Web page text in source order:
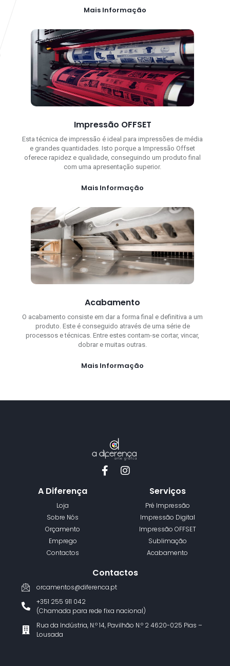
Mais Informação
Impressão OFFSET
Esta técnica de impressão é ideal para impressões de média
e grandes quantidades. Isto porque a Impressão Offset
oferece rapidez e qualidade, conseguindo um produto final
com uma apresentação superior.
Mais Informação
Acabamento
O acabamento consiste em dar a forma final e definitiva a um
produto. Este é conseguido através de uma série de
processos e técnicas. Entre estes contam-se cortar, vincar,
dobrar e muitas outras.
Mais Informação
A Diferença
Loja
Sobre Nós
Orçamento
Emprego
Contactos
Serviços
Pré Impressão
Impressão Digital
Impressão OFFSET
Sublimação
Acabamento
Contactos
orcamentos@diferenca.pt
+351 255 911 042
(Chamada para rede fixa nacional)
Rua da Indústria, N.º 14, Pavilhão N.º 2 4620-025 Pias –
Lousada